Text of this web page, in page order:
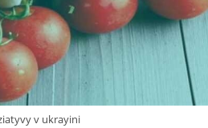
v ukrayini